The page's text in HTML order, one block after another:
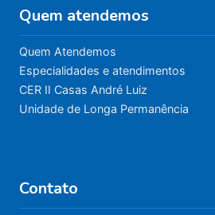
Quem atendemos
Quem Atendemos
Especialidades e atendimentos
CER II Casas André Luiz
Unidade de Longa Permanência
Contato